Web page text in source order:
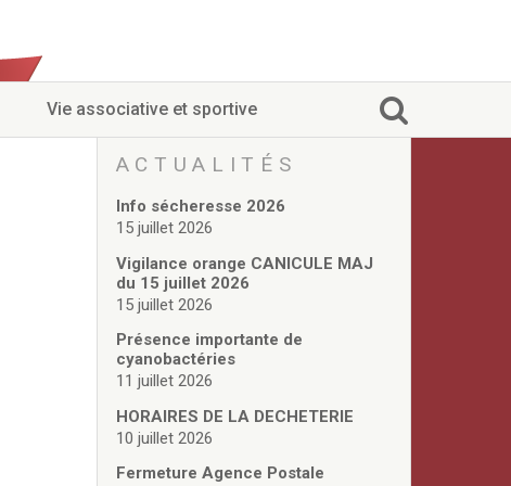
Vie associative et sportive
ACTUALITÉS
Info sécheresse 2026
15 juillet 2026
Vigilance orange CANICULE MAJ
du 15 juillet 2026
15 juillet 2026
Présence importante de
cyanobactéries
11 juillet 2026
HORAIRES DE LA DECHETERIE
10 juillet 2026
Fermeture Agence Postale